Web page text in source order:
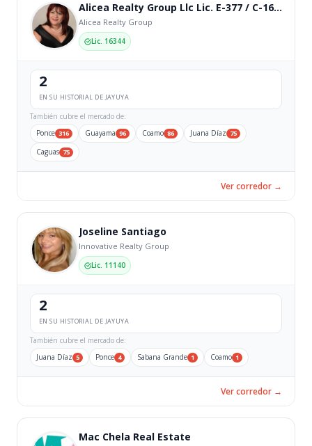
Alicea Realty Group Llc Lic. E-377 / C-16344
Alicea Realty Group
Lic. 16344
2
EN SU HISTORIAL DE JAYUYA
También cubre el mercado de:
Ponce 316 Guayama 96 Coamo 86 Juana Díaz 75
Caguas 75
Ver corredor →
Joseline Santiago
Innovative Realty Group
Lic. 11140
2
EN SU HISTORIAL DE JAYUYA
También cubre el mercado de:
Juana Díaz 5 Ponce 4 Sabana Grande 1 Coamo 1
Ver corredor →
Mac Chela Real Estate